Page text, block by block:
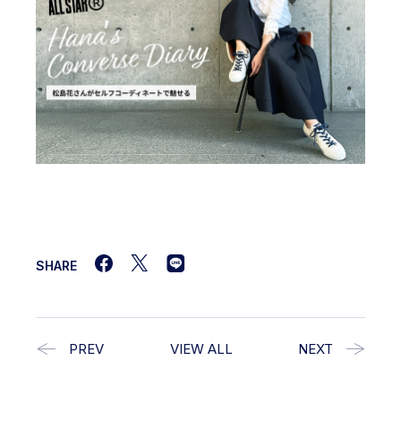
SHARE
PREV VIEW ALL NEXT